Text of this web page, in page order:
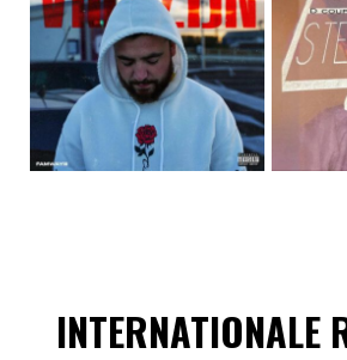
INTERNATIONALE